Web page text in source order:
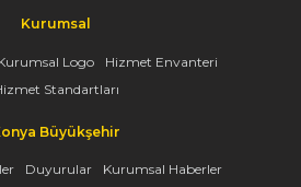
Kurumsal
Logo
Hizmet Envanteri
Standartları
Büyükşehir
Duyurular Kurumsal Haberler